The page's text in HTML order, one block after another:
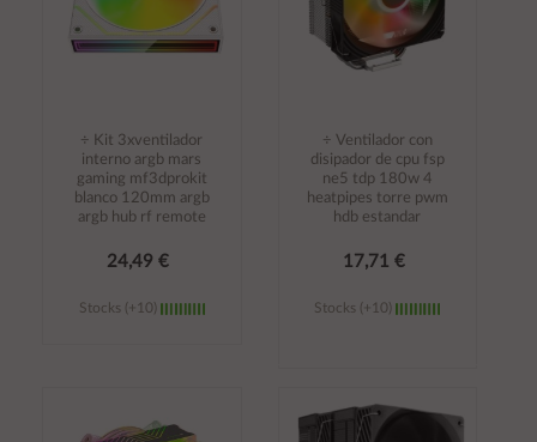
÷ Kit 3xventilador
interno argb mars
gaming mf3dprokit
blanco 120mm argb
argb hub rf remote
24,49 €
Stocks (+10)
carrito
÷ Ventilador con
disipador de cpu fsp
ne5 tdp 180w 4
heatpipes torre pwm
hdb estandar
17,71 €
Stocks (+10)
carrito